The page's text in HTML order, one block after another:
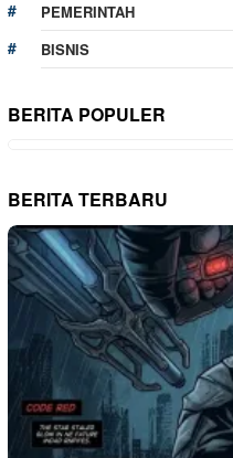
PEMERINTAH
BISNIS
BERITA POPULER
BERITA TERBARU